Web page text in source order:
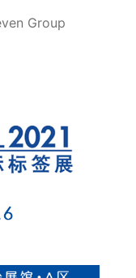
Group